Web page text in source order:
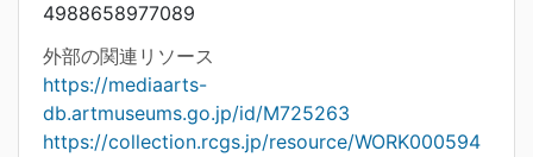
4988658977089
外部の関連リソース
https://mediaarts-
db.artmuseums.go.jp/id/M725263
https://collection.rcgs.jp/resource/WORK000594